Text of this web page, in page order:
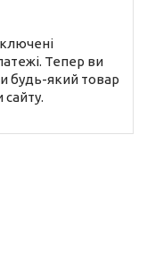
Тепер ви
будь-який товар